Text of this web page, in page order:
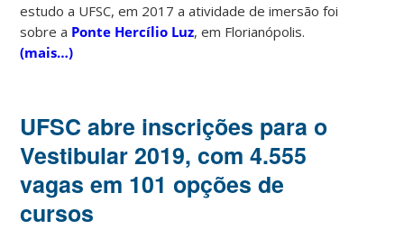
estudo a UFSC, em 2017 a atividade de imersão foi
sobre a Ponte Hercílio Luz, em Florianópolis.
(mais…)
UFSC abre inscrições para o
Vestibular 2019, com 4.555
vagas em 101 opções de
cursos